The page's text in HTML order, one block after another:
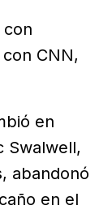
con
CNN,
en
Swalwell,
abandonó
en el